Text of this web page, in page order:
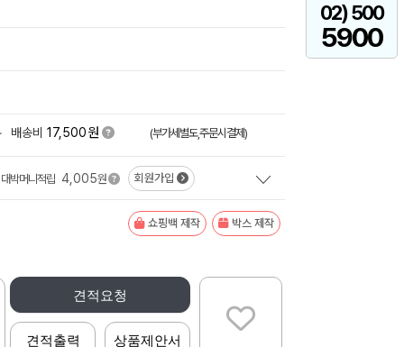
02) 500
5900
배송비 17,500원 (부가세별도,주문시결제)
대박머니적립 4,005원 회원가입
쇼핑백 제작 박스 제작
견적요청
견적출력 상품제안서